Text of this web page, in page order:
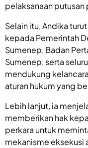
pelaksanaan putusan
Selain itu, Andika
kepada Pemerintah
Sumenep, Badan
Sumenep, serta
mendukung
aturan hukum yang
Lebih lanjut, ia
memberikan hak
perkara untuk
mekanisme eksekusi